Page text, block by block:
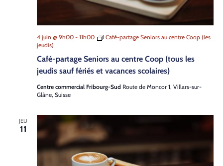
Café-partage Seniors au centre Coop (tous les
jeudis sauf fériés et vacances scolaires)
4 juin @ 9h00- 11h00
Café-partage Seniors au centre Coop (les
jeudis)
Centre commercial Fribourg-Sud Route de Moncor 1, Villars-sur-
Glâne, Suisse
JEU
11